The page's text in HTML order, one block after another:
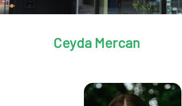
Ceyda Mercan